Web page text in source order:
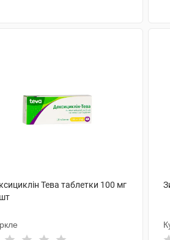
Тева таблетки 100 мг